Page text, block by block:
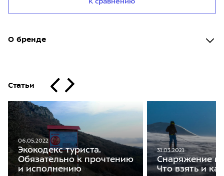
К сравнению
О бренде
Статьи
06.05.2022
Экокодекс туриста.
Обязательно к прочтению
и исполнению
31.03.2021
Снаряжение
Что взять и